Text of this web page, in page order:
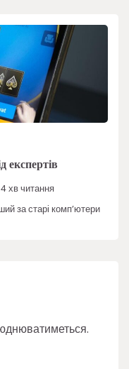
експертів
4 хв читання
за старі комп’ютери